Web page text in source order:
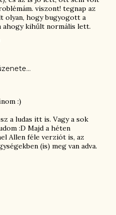
viszont! tegnap az
olyan, hogy bugyogott a
ahogy kihűlt normális lett.
:)
a ludas itt is. Vagy a sok
:D Majd a héten
Allen féle verziót is, az
(is) meg van adva.